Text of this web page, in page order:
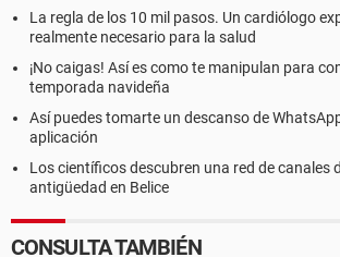
La regla de los 10 mil pasos. Un cardiólogo
realmente necesario para la salud
¡No caigas! Así es como te manipulan para
temporada navideña
Así puedes tomarte un descanso de
aplicación
Los científicos descubren una red de canales
antigüedad en Belice
CONSULTA TAMBIÉN